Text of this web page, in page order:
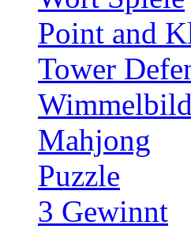
Point and
Tower
Wimmelbild
Mahjong
Puzzle
3 Gewinnt